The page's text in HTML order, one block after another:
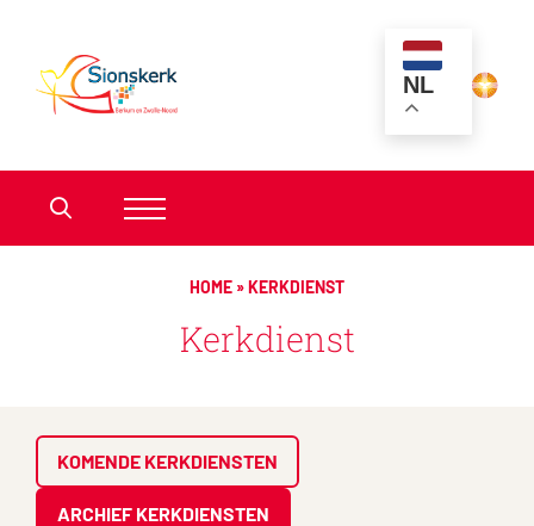
NL
HOME »KERKDIENST
Kerkdienst
KOMENDE KERKDIENSTEN
ARCHIEF KERKDIENSTEN